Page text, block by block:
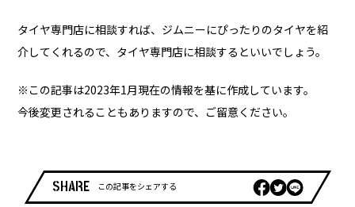
タイヤ専門店に相談すれば、ジムニーにぴったりのタイヤを紹
介してくれるので、タイヤ専門店に相談するといいでしょう。
※この記事は2023年1月現在の情報を基に作成しています。
今後変更されることもありますので、ご留意ください。
SHARE この記事をシェアする